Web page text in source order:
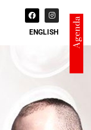
ENGLISH Agenda